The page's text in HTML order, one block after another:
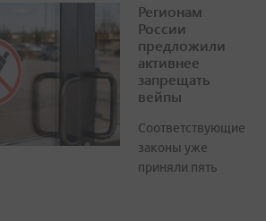
Регионам
России
предложили
активнее
запрещать
вейпы
Соответствующие
законы уже
приняли пять